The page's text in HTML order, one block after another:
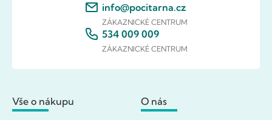
info@pocitarna.cz
ZÁKAZNICKÉ CENTRUM
534 009 009
ZÁKAZNICKÉ CENTRUM
Vše o nákupu O nás